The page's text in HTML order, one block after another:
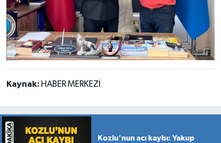
Kaynak: HABER MERKEZİ
Kozlu'nun acı kaybı: Yakup